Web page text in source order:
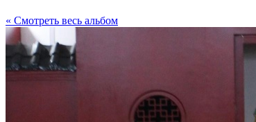
« Cмотреть весь альбом